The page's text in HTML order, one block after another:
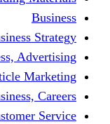
Business,
Business,
Business,